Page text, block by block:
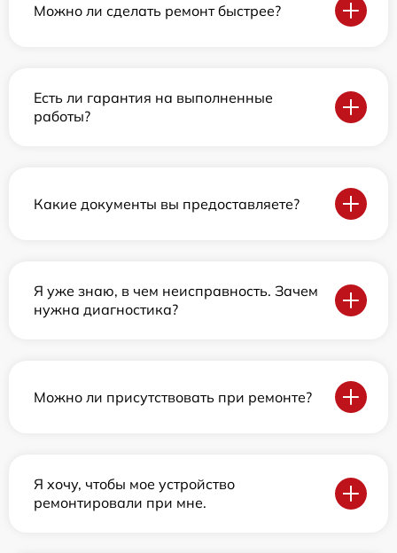
Можно ли сделать ремонт быстрее?
Есть ли гарантия на выполненные
работы?
Какие документы вы предоставляете?
Я уже знаю, в чем неисправность. Зачем
нужна диагностика?
Можно ли присутствовать при ремонте?
Я хочу, чтобы мое устройство
ремонтировали при мне.